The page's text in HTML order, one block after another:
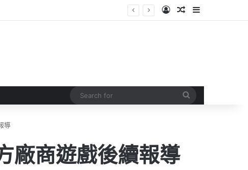
Log InRandom Article
Sidebar
導
廠商遊戲後續報導